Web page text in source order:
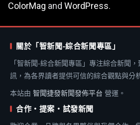
ColorMag and WordPress.
關於「智新聞-綜合新聞專區」
「智新聞-綜合新聞專區」專注綜合新聞
訊，為各界讀者提供可信的綜合觀點與分
本站由 智聞捷發新聞發佈平台 營運。
合作・提案・試發新聞